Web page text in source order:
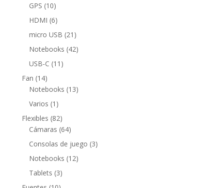
GPS 1010
productos
HDMI 66
productos
micro USB 21 21
productos
Notebooks 4242
USB-C 11 11
Fan 1414
productos
Notebooks 1313
Varios 1 1
producto
Flexibles 8282
productos
Cámaras 6464
productos
Consolas de juego 33
Notebooks 1212
Tablets 33
productos